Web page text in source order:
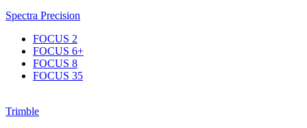
Spectra Precision
FOCUS 2
FOCUS 6+
FOCUS 8
FOCUS 35
Trimble